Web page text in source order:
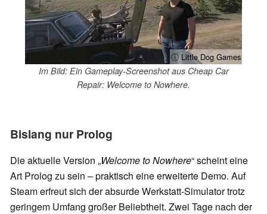
ⓘ Little Dog Games
Im Bild: Ein Gameplay-Screenshot aus Cheap Car
Repair: Welcome to Nowhere.
Bislang nur Prolog
Die aktuelle Version „Welcome to Nowhere“ scheint eine
Art Prolog zu sein – praktisch eine erweiterte Demo. Auf
Steam erfreut sich der absurde Werkstatt-Simulator trotz
geringem Umfang großer Beliebtheit. Zwei Tage nach der